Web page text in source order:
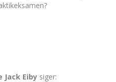
Jack Eiby siger: